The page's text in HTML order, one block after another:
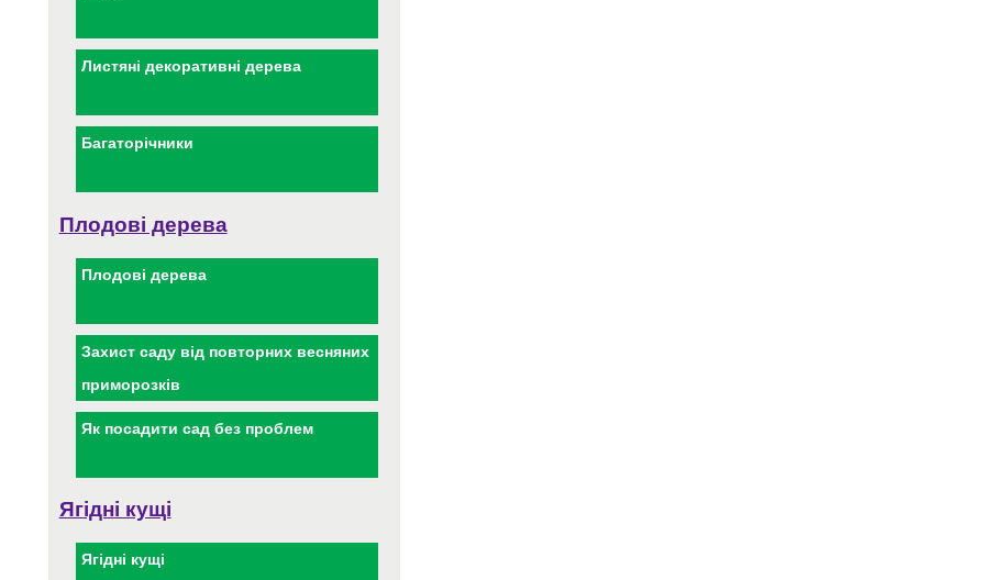
Листяні декоративні дерева
Багаторічники
Плодові дерева
Плодові дерева
Захист саду від повторних весняних
приморозків
Як посадити сад без проблем
Ягідні кущі
Ягідні кущі